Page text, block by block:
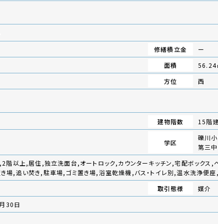
修繕積立金
ー
面積
56.24
方位 西
建物階数 15階
学区
礫川
第三
階以上,居住,独立洗面台,オートロック,カウンターキッチン,宅配ボック
場,追い焚き,駐車場,ゴミ置き場,浴室乾燥機,バス・トイレ別,温水洗浄便座
取引態様
媒介
30日